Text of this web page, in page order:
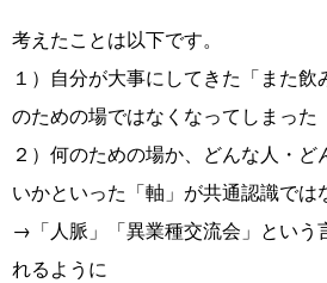
考えたことは以下です。
１）自分が大事にしてきた「また飲
のための場ではなくなってしまった
２）何のための場か、どんな人・ど
いかといった「軸」が共通認識では
→「人脈」「異業種交流会」という
れるように